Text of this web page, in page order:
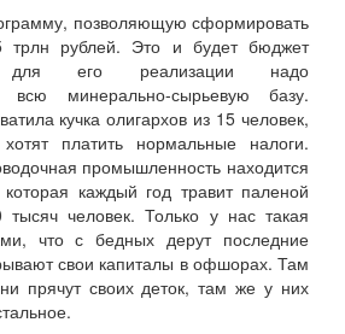
позволяющую сформировать
рублей. Это и будет бюджет
его реализации надо
всю минерально-сырьевую базу.
кучка олигархов из 15 человек,
платить нормальные налоги.
промышленность находится
каждый год травит паленой
человек. Только у нас такая
что с бедных дерут последние
свои капиталы в офшорах. Там
прячут своих деток, там же у них